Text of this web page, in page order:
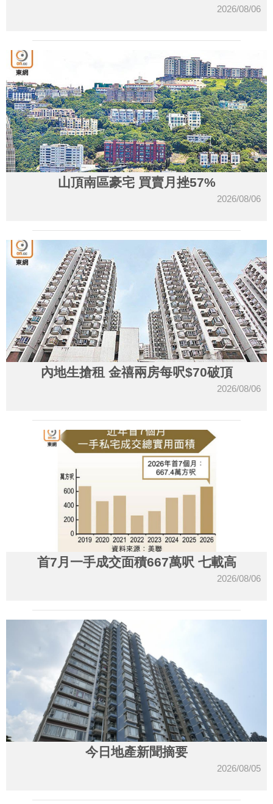
2026/08/06
山頂南區豪宅 買賣月挫57%
2026/08/06
內地生搶租 金禧兩房每呎$70破頂
2026/08/06
首7月一手成交面積667萬呎 七載高
2026/08/06
今日地產新聞摘要
2026/08/05